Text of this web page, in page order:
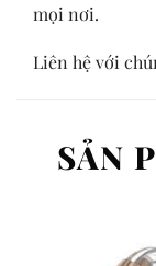
mọi nơi.
Liên hệ với
SẢN